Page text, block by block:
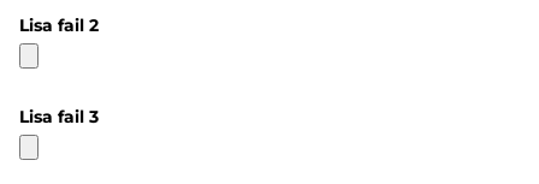
Lisa fail 2
Lisa fail 3